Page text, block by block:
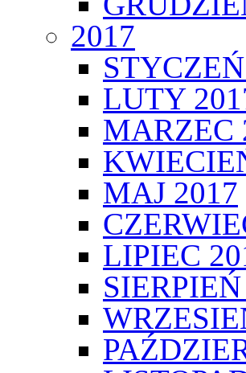
2017
LUTY
MARZEC
MAJ 2017
LIPIEC